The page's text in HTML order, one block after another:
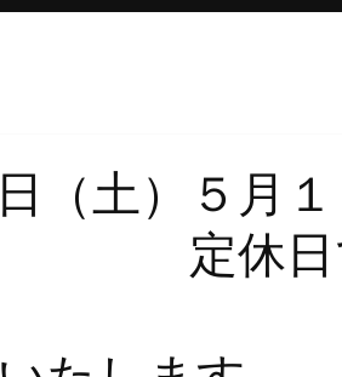
（土）５月
） 定休日
よ